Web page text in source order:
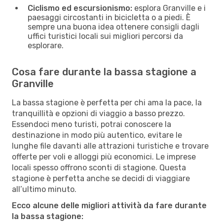
Ciclismo ed escursionismo: esplora Granville e i
paesaggi circostanti in bicicletta o a piedi. È
sempre una buona idea ottenere consigli dagli
uffici turistici locali sui migliori percorsi da
esplorare.
Cosa fare durante la bassa stagione a
Granville
La bassa stagione è perfetta per chi ama la pace, la
tranquillità e opzioni di viaggio a basso prezzo.
Essendoci meno turisti, potrai conoscere la
destinazione in modo più autentico, evitare le
lunghe file davanti alle attrazioni turistiche e trovare
offerte per voli e alloggi più economici. Le imprese
locali spesso offrono sconti di stagione. Questa
stagione è perfetta anche se decidi di viaggiare
all’ultimo minuto.
Ecco alcune delle migliori attività da fare durante
la bassa stagione: